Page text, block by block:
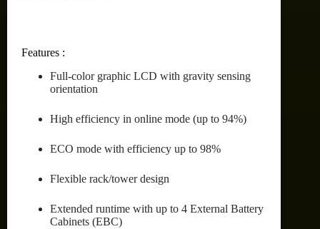
Features :
Full-color graphic LCD with gravity sensing
orientation
High efficiency in online mode (up to 94%)
ECO mode with efficiency up to 98%
Flexible rack/tower design
Extended runtime with up to 4 External Battery
Cabinets (EBC)